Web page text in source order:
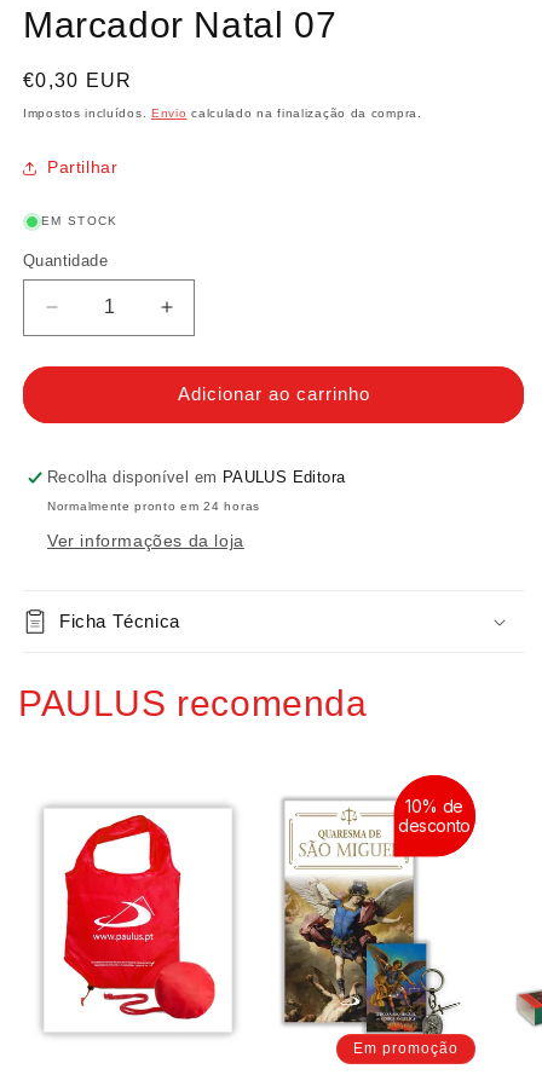
multimédia
1
modal
Marcador Natal 07
Preço
normal
€0,30 EUR
Impostos incluídos. Envio calculado na finalização da compra.
Partilhar
EM STOCK
Quantidade
Quantidade
Diminuir
a
quantidade
Marcador
07
Aumentar
a
quantidade
de
Marcador
07
Adicionar ao carrinho
Recolha disponível em PAULUS Editora
Normalmente pronto em 24 horas
Ver informações da loja
Ficha Técnica
PAULUS recomenda
Em promoção
10% de
desconto
10% de
desconto